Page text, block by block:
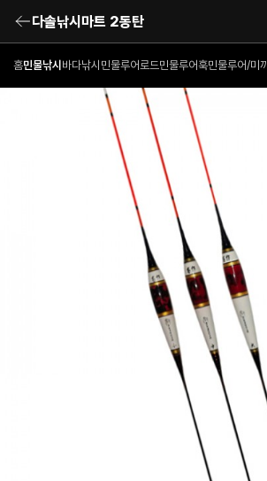
다솔낚시마트 2동탄
홈민물낚시 바다낚시 민물루어로드민물루어훅민물루어/미끼